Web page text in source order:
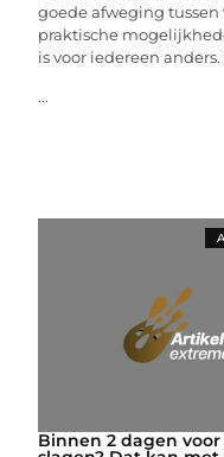
goede afweging tussen
praktische
is voor iedereen
...
Binnen 2 dagen